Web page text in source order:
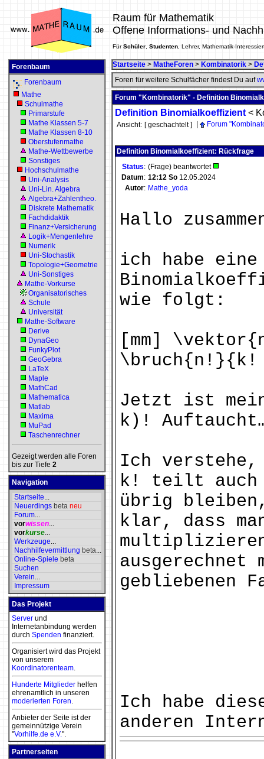
Raum für Mathematik
Offene Informations- und
FürSchüler Studenten , Lehrer, Mathematik-
Forenbaum
Forenbaum
Mathe
Schulmathe
Primarstufe
Mathe Klassen 5-7
Mathe Klassen 8-10
Oberstufenmathe
Mathe-Wettbewerbe
Sonstiges
Hochschulmathe
Uni-Analysis
Uni-Lin. Algebra
Algebra+Zahlentheo.
Diskrete Mathematik
Fachdidaktik
Finanz+Versicherung
Logik+Mengenlehre
Numerik
Uni-Stochastik
Topologie+Geometrie
Uni-Sonstiges
Mathe-Vorkurse
Organisatorisches
Schule
Universität
Mathe-Software
Derive
DynaGeo
FunkyPlot
GeoGebra
LaTeX
Maple
MathCad
Mathematica
Matlab
Maxima
MuPad
Taschenrechner
Gezeigt werden alle Foren
bis zur Tiefe 2
Navigation
Startseite...
Neuerdings beta neu
Forum...
vorwissen...
vorkurse...
Werkzeuge...
Nachhilfevermittlung beta...
Online-Spiele beta
Suchen
Verein...
Impressum
Das Projekt
Server und
Internetanbindung werden
durch Spenden finanziert.
Organisiert wird das Projekt
von unserem
Koordinatorenteam.
Hunderte Mitglieder helfen
ehrenamtlich in unseren
moderierten Foren.
Anbieter der Seite ist der
gemeinnützige Verein
"Vorhilfe.de e.V.".
Partnerseiten
Startseite > MatheForen > Kombinatorik >
Foren für weitere Schulfächer findest Du auf
Forum "Kombinatorik" - Definition
Definition Binomialkoeffizient <
Ansicht: [ geschachtelt ] Forum
Definition Binomialkoeffizient: Rückfrage
Status: (Frage) beantwortet
Datum: 12:12 So 12.05.2024
Autor: Mathe_yoda
Hallo
ich habe
wie folgt:
[mm]
Jetzt ist
k)!
Ich verstehe,
k! teilt auch
übrig
klar, dass
multiplizieren
gebliebenen
Ich habe
anderen